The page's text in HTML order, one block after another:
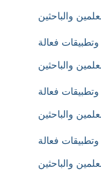
والباحثين
فعالة
والباحثين
فعالة
والباحثين
فعالة
والباحثين